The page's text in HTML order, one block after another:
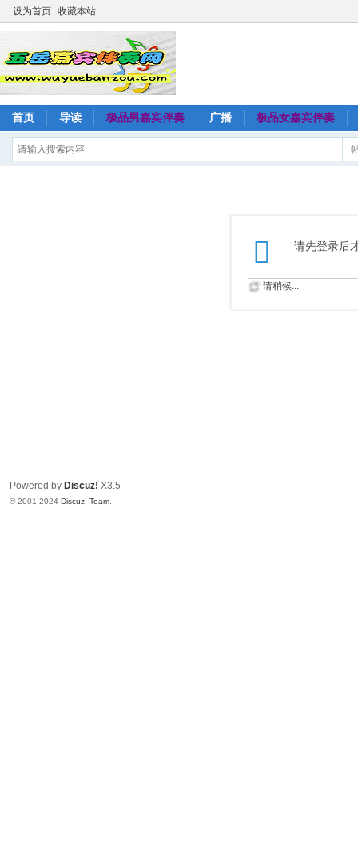
设为首页 收藏本站
首页 导读 极品男嘉宾伴奏 广播 极品女嘉宾伴奏
请先登录后
请稍候...
Powered by Discuz! X3.5
© 2001-2024 Discuz! Team